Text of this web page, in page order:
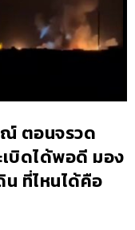
ตอนจรวด
บิดได้พอดี มอง
ที่ไหนได้คือ